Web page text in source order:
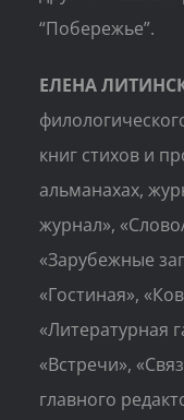
“Побережье”.
ЕЛЕНА
книг стихов и
альманахах,
журнал»,
«Зарубежные
«Гостиная»,
«Литературная
«Встречи»,
главного